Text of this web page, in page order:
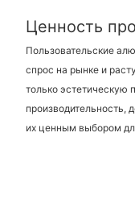
Ценность
Пользовательские
спрос на рынке и
только эстетическую
производительность,
их ценным выбором